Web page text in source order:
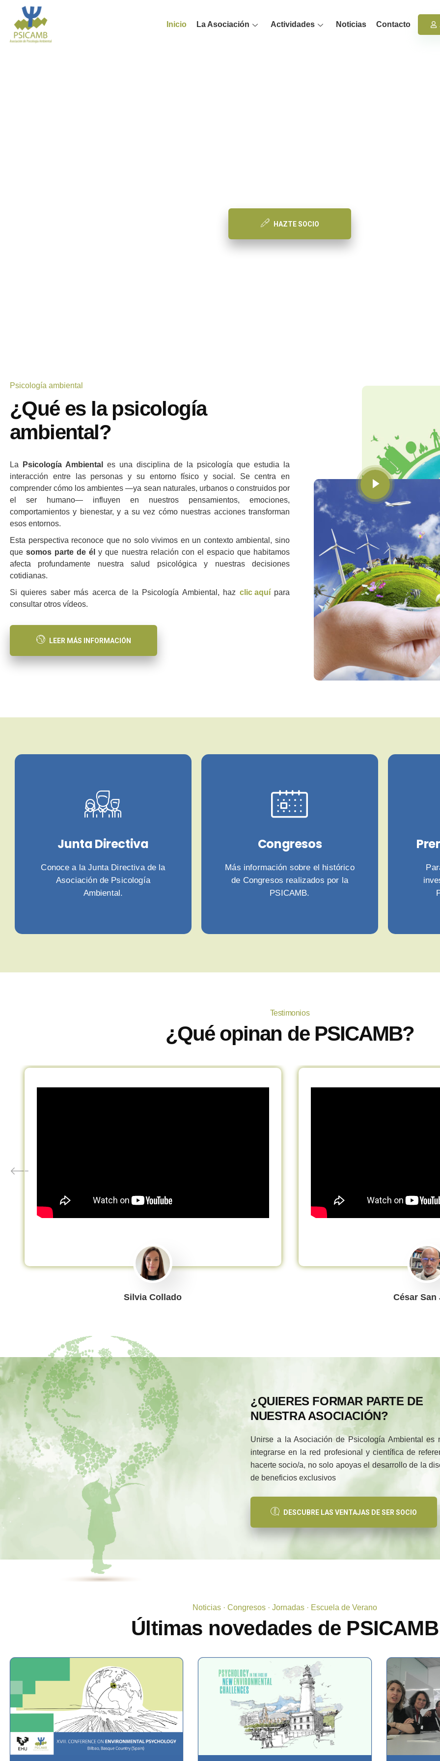
Inicio La Asociación Actividades Noticias Contacto
HAZTE SOCIO
Psicología ambiental
¿Qué es la psicología
ambiental?
La Psicología Ambiental
es una disciplina de la psicología que estudia la
interacción entre las personas y su entorno físico y social. Se centra en
comprender cómo los ambientes —ya sean naturales, urbanos o construidos por
el ser humano— influyen en nuestros pensamientos, emociones,
comportamientos y bienestar, y a su vez cómo nuestras acciones transforman
esos entornos.
Esta perspectiva reconoce que no solo vivimos en un contexto ambiental, sino
quesomos parte de él y que nuestra relación con el espacio que habitamos
afecta profundamente nuestra salud psicológica y nuestras decisiones
cotidianas.
Si quieres saber más acerca de la Psicología Ambiental, haz clic aquípara
consultar otros vídeos.
LEER MÁS INFORMACIÓN
Junta Directiva
Conoce a la Junta Directiva de la
Asociación de Psicología
Ambiental.
Congresos
Más información sobre el histórico
de Congresos realizados por la
PSICAMB.
Testimonios
¿Qué opinan de PSICAMB?
Silvia Collado César San
¿QUIERES FORMAR PARTE DE
NUESTRA ASOCIACIÓN?
Unirse a la Asociación de Psicología Ambiental es
integrarse en la red profesional y científica de
hacerte socio/a, no solo apoyas el desarrollo de la
de beneficios exclusivos
DESCUBRE LAS VENTAJAS DE SER SOCIO
Noticias · Congresos · Jornadas · Escuela de Verano
Últimas novedades de PSICAMB